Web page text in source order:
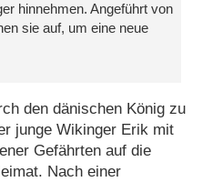
hinnehmen. Angeführt von
sie auf, um eine neue
den dänischen König zu
junge Wikinger Erik mit
Gefährten auf die
Nach einer